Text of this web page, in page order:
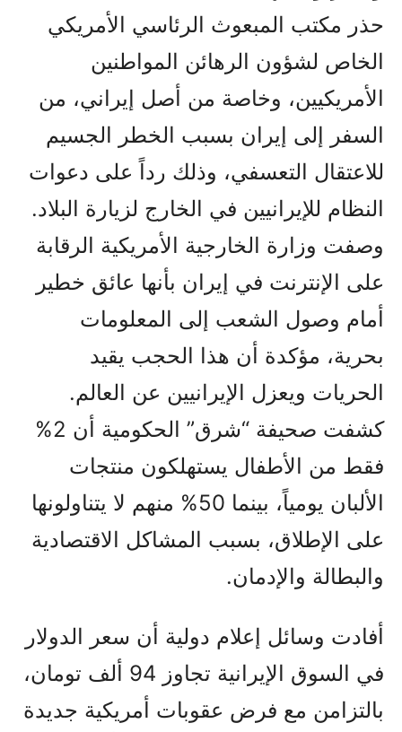
حذر مكتب المبعوث الرئاسي الأمريكي
الخاص لشؤون الرهائن المواطنين
الأمريكيين، وخاصة من أصل إيراني، من
السفر إلى إيران بسبب الخطر الجسيم
للاعتقال التعسفي، وذلك رداً على دعوات
النظام للإيرانيين في الخارج لزيارة البلاد.
وصفت وزارة الخارجية الأمريكية الرقابة
على الإنترنت في إيران بأنها عائق خطير
أمام وصول الشعب إلى المعلومات
بحرية، مؤكدة أن هذا الحجب يقيد
الحريات ويعزل الإيرانيين عن العالم.
كشفت صحيفة “شرق” الحكومية أن 2%
فقط من الأطفال يستهلكون منتجات
الألبان يومياً، بينما 50% منهم لا يتناولونها
على الإطلاق، بسبب المشاكل الاقتصادية
والبطالة والإدمان.
أفادت وسائل إعلام دولية أن سعر الدولار
في السوق الإيرانية تجاوز 94 ألف تومان،
بالتزامن مع فرض عقوبات أمريكية جديدة